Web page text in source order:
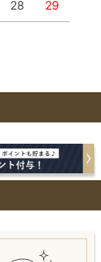
28 29